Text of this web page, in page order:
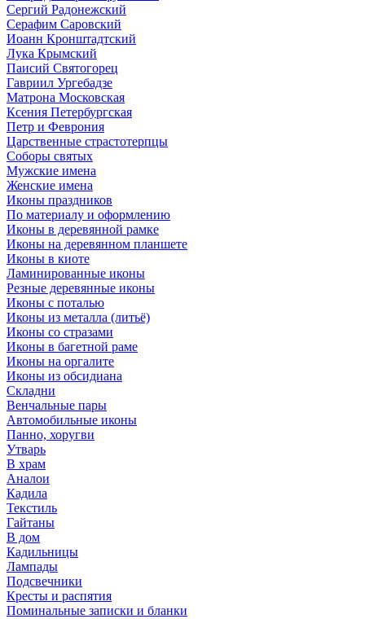
Сергий Радонежский
Серафим Саровский
Иоанн Кронштадтский
Лука Крымский
Паисий Святогорец
Гавриил Ургебадзе
Матрона Московская
Ксения Петербургская
Петр и Феврония
Царственные страстотерпцы
Соборы святых
Мужские имена
Женские имена
Иконы праздников
По материалу и оформлению
Иконы в деревянной рамке
Иконы на деревянном планшете
Иконы в киоте
Ламинированные иконы
Резные деревянные иконы
Иконы с поталью
Иконы из металла (литьё)
Иконы со стразами
Иконы в багетной раме
Иконы на оргалите
Иконы из обсидиана
Складни
Венчальные пары
Автомобильные иконы
Панно, хоругви
Утварь
В храм
Аналои
Кадила
Текстиль
Гайтаны
В дом
Кадильницы
Лампады
Подсвечники
Кресты и распятия
Поминальные записки и бланки